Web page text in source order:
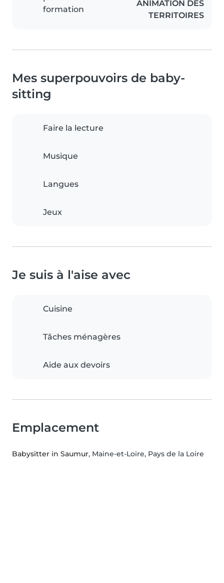
formation
ANIMATION DES
TERRITOIRES
Mes superpouvoirs de baby-
sitting
Faire la lecture
Musique
Langues
Jeux
Je suis à l'aise avec
Cuisine
Tâches ménagères
Aide aux devoirs
Emplacement
Babysitter in Saumur, Maine-et-Loire, Pays de la Loire